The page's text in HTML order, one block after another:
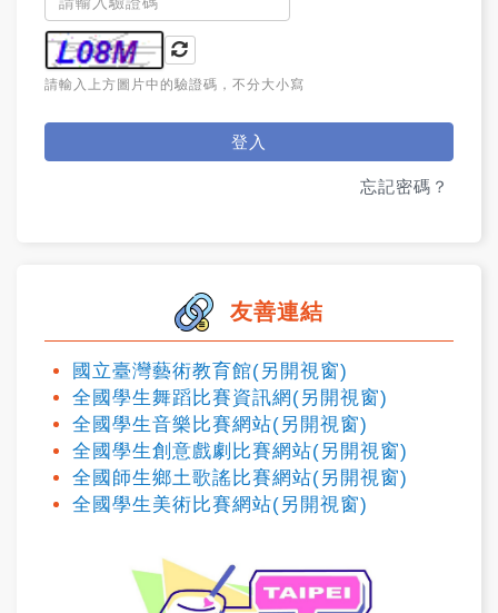
請輸入上方圖片中的驗證碼，不分大小寫
登入
忘記密碼？
友善連結
國立臺灣藝術教育館(另開視窗)
全國學生舞蹈比賽資訊網(另開視窗)
全國學生音樂比賽網站(另開視窗)
全國學生創意戲劇比賽網站(另開視窗)
全國師生鄉土歌謠比賽網站(另開視窗)
全國學生美術比賽網站(另開視窗)